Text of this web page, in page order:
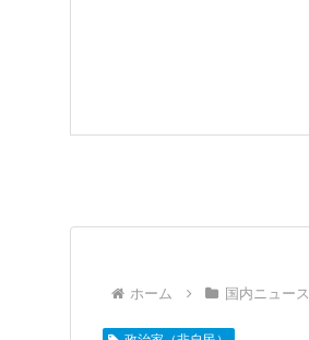
ホーム 国内ニュース